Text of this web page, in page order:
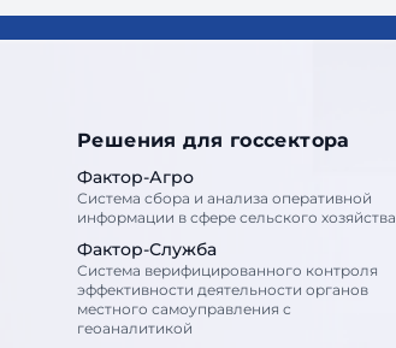
Решения для госсектора
Фактор-Агро
Система сбора и анализа оперативной
информации в сфере сельского хозяйства
Фактор-Служба
Система верифицированного контроля
эффективности деятельности органов
местного самоуправления с
геоаналитикой